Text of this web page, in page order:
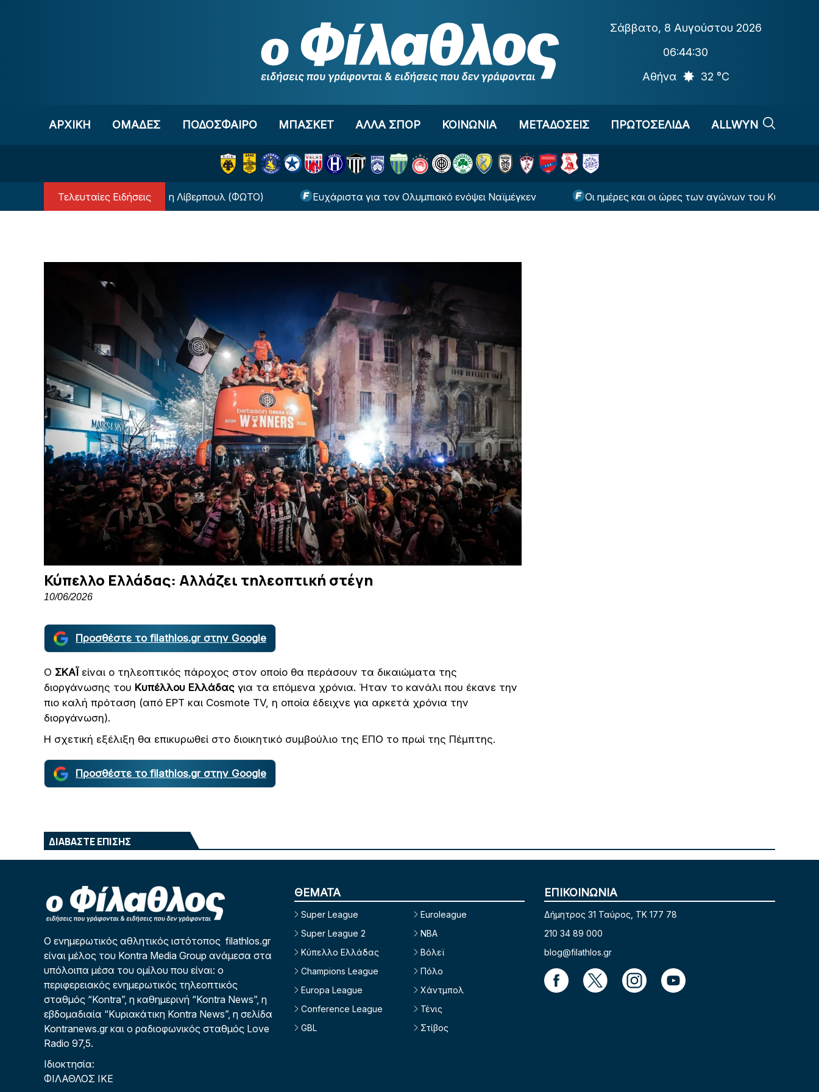
Σάββατο, 8 Αυγούστου 2026
06:44:31
Αθήνα
32 °C
ΑΡΧΙΚΗ OΜΑΔΕΣ ΠΟΔΟΣΦΑΙΡΟ ΜΠΑΣΚΕΤ ΑΛΛΑ ΣΠΟΡ ΚΟΙΝΩΝΙΑ ΜΕΤΑΔΟΣΕΙΣ ΠΡΩΤΟΣΕΛΙΔΑ ALLWYN
Τελευταίες Ειδήσεις
«Μπαμ» με Αραούχο από τη Λίβερπουλ (ΦΩΤΟ) Ευχάριστα για τον Ολυμπιακό ενόψει Ναϊμέγκεν Οι ημέρες και οι ώρες των αγώνων του Κυπέλλου
Κύπελλο Ελλάδας: Αλλάζει τηλεοπτική στέγη
10/06/2026
Προσθέστε το filathlos.gr στην Google
Ο ΣΚΑΪ είναι ο τηλεοπτικός πάροχος στον οποίο θα περάσουν τα δικαιώματα της
διοργάνωσης του Κυπέλλου Ελλάδας για τα επόμενα χρόνια. Ήταν το κανάλι που έκανε την
πιο καλή πρόταση (από ΕΡΤ και Cosmote TV, η οποία έδειχνε για αρκετά χρόνια την
διοργάνωση).
Η σχετική εξέλιξη θα επικυρωθεί στο διοικητικό συμβούλιο της ΕΠΟ το πρωί της Πέμπτης.
Προσθέστε το filathlos.gr στην Google
ΔΙΑΒΑΣΤΕ ΕΠΙΣΗΣ
Ο ενημερωτικός αθλητικός ιστότοπος filathlos.gr
είναι μέλος του Kontra Media Group ανάμεσα στα
υπόλοιπα μέσα του ομίλου που είναι: ο
περιφερειακός ενημερωτικός τηλεοπτικός
σταθμός “Kontra”, η καθημερινή “Kontra News”, η
εβδομαδιαία “Κυριακάτικη Kontra News”, η σελίδα
Kontranews.gr και ο ραδιοφωνικός σταθμός Love
Radio 97,5.
Ιδιοκτησία:
ΦΙΛΑΘΛΟΣ ΙΚΕ
ΘΕΜΑΤΑ
Super League
Super League 2
Κύπελλο Ελλάδας
Champions League
Europa League
Conference League
GBL
Euroleague
NBA
Βόλεϊ
Πόλο
Χάντμπολ
Τένις
Στίβος
ΕΠΙΚΟΙΝΩΝΙΑ
Δήμητρος 31 Ταύρος, TK 177 78
210 34 89 000
blog@filathlos.gr